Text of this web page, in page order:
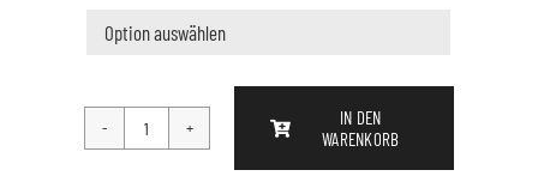
GIVIN
IN DEN
WARENKORB